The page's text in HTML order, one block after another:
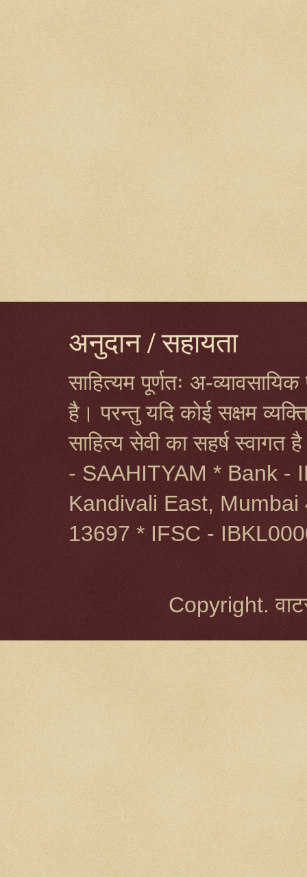
अनुदान / सहायता
साहित्यम पूर्णतः अ-
है। परन्तु यदि कोई सक्षम
साहित्य सेवी का सहर्ष
- SAAHITYAM * Bank -
Kandivali East,
13697 * IFSC -
Copyright.